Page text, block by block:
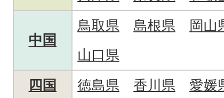
中国
鳥取県 島根県
岡山
山口県
四国
徳島県 香川県 愛媛